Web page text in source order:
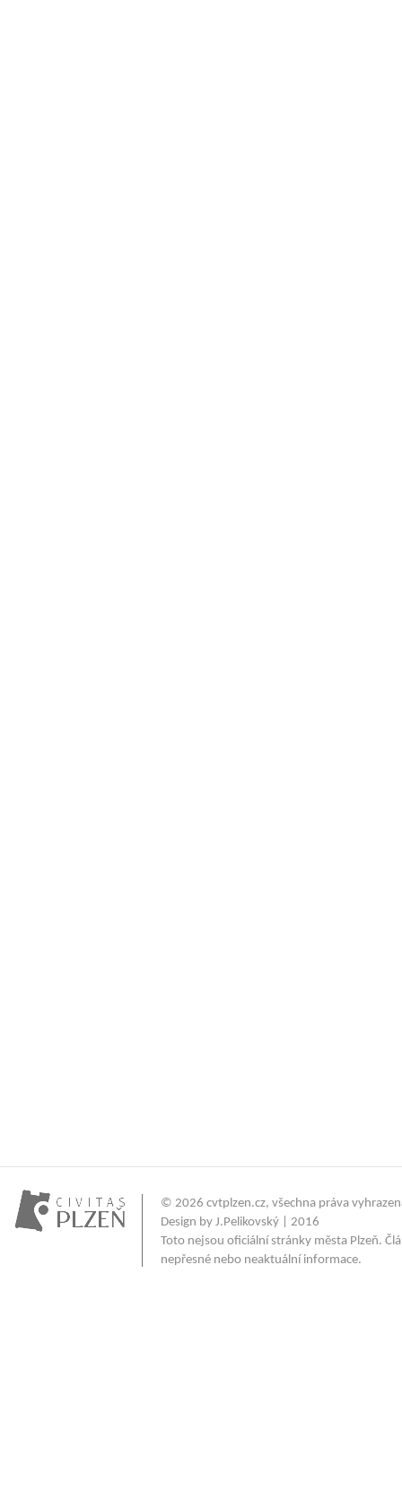
© 2026 cvtplzen.cz, všechna práva
Design by J.Pelikovský | 2016
Toto nejsou oficiální stránky města Plzeň.
nepřesné nebo neaktuální informace.